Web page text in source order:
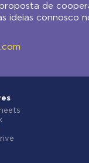
de
ideias connosco